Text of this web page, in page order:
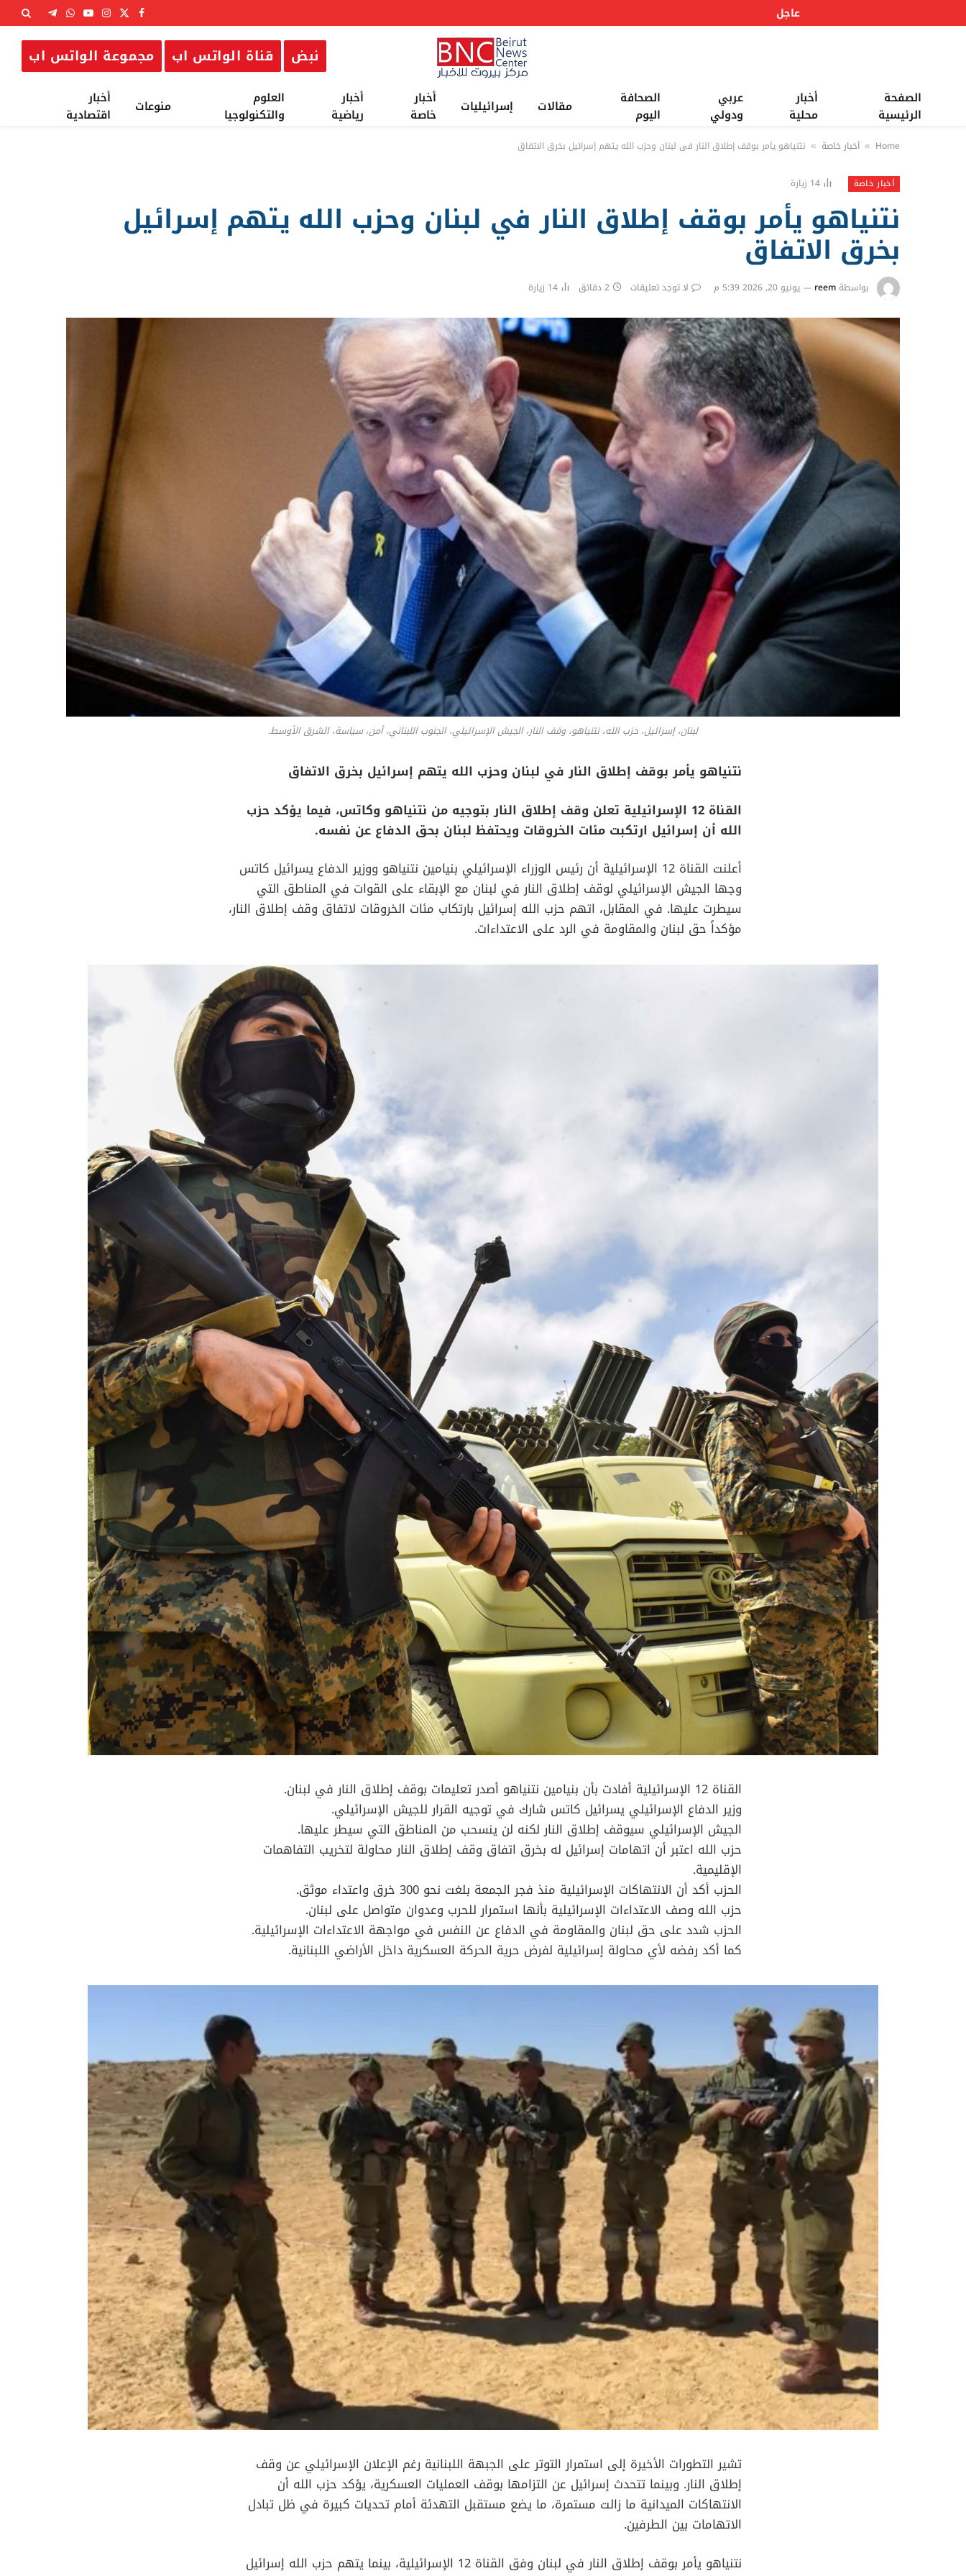
عاجل فيسبوك
X الانستغرام
يوتيوبواتسابتيلقرام
نبض قناة الواتس اب مجموعة الواتس اب
الصفحة
الرئيسية
أخبار
محلية
عربي
ودولي
الصحافة
اليوم
مقالات إسرائيليات
أخبار
خاصة
أخبار
رياضية
العلوم
والتكنولوجيا
منوعات
أخبار
اقتصادية
Home
» أخبار خاصة » نتنياهو يأمر بوقف إطلاق النار في لبنان وحزب الله يتهم إسرائيل بخرق الاتفاق
أخبار خاصة 14 زيارة
نتنياهو يأمر بوقف إطلاق النار في لبنان وحزب الله يتهم إسرائيل
بخرق الاتفاق
بواسطة reem يونيو 20, 2026 5:39 م لا توجد تعليقات 2 دقائق 14 زيارة
لبنان، إسرائيل، حزب الله، نتنياهو، وقف النار، الجيش الإسرائيلي، الجنوب اللبناني، أمن، سياسة، الشرق الأوسط.
نتنياهو يأمر بوقف إطلاق النار في لبنان وحزب الله يتهم إسرائيل بخرق الاتفاق
القناة 12 الإسرائيلية تعلن وقف إطلاق النار بتوجيه من نتنياهو وكاتس، فيما يؤكد حزب
الله أن إسرائيل ارتكبت مئات الخروقات ويحتفظ لبنان بحق الدفاع عن نفسه.
أعلنت القناة 12 الإسرائيلية أن رئيس الوزراء الإسرائيلي بنيامين نتنياهو ووزير الدفاع يسرائيل كاتس
وجها الجيش الإسرائيلي لوقف إطلاق النار في لبنان مع الإبقاء على القوات في المناطق التي
سيطرت عليها. في المقابل، اتهم حزب الله إسرائيل بارتكاب مئات الخروقات لاتفاق وقف إطلاق النار،
مؤكداً حق لبنان والمقاومة في الرد على الاعتداءات.
القناة 12 الإسرائيلية أفادت بأن بنيامين نتنياهو أصدر تعليمات بوقف إطلاق النار في لبنان.
وزير الدفاع الإسرائيلي يسرائيل كاتس شارك في توجيه القرار للجيش الإسرائيلي.
الجيش الإسرائيلي سيوقف إطلاق النار لكنه لن ينسحب من المناطق التي سيطر عليها.
حزب الله اعتبر أن اتهامات إسرائيل له بخرق اتفاق وقف إطلاق النار محاولة لتخريب التفاهمات
الإقليمية.
الحزب أكد أن الانتهاكات الإسرائيلية منذ فجر الجمعة بلغت نحو 300 خرق واعتداء موثق.
حزب الله وصف الاعتداءات الإسرائيلية بأنها استمرار للحرب وعدوان متواصل على لبنان.
الحزب شدد على حق لبنان والمقاومة في الدفاع عن النفس في مواجهة الاعتداءات الإسرائيلية.
كما أكد رفضه لأي محاولة إسرائيلية لفرض حرية الحركة العسكرية داخل الأراضي اللبنانية.
تشير التطورات الأخيرة إلى استمرار التوتر على الجبهة اللبنانية رغم الإعلان الإسرائيلي عن وقف
إطلاق النار. وبينما تتحدث إسرائيل عن التزامها بوقف العمليات العسكرية، يؤكد حزب الله أن
الانتهاكات الميدانية ما زالت مستمرة، ما يضع مستقبل التهدئة أمام تحديات كبيرة في ظل تبادل
الاتهامات بين الطرفين.
نتنياهو يأمر بوقف إطلاق النار في لبنان وفق القناة 12 الإسرائيلية، بينما يتهم حزب الله إسرائيل